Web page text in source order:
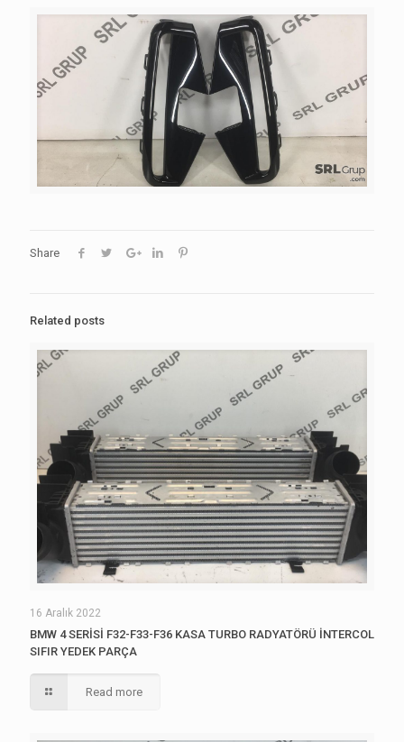
Share
Related posts
16 Aralık 2022
BMW 4 SERİSİ F32-F33-F36 KASA TURBO RADYATÖRÜ İNTERCOL
SIFIR YEDEK PARÇA
Read more